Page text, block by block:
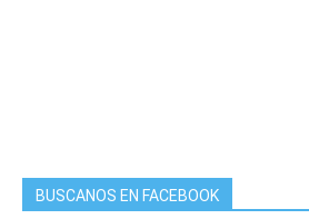
BUSCANOS EN FACEBOOK